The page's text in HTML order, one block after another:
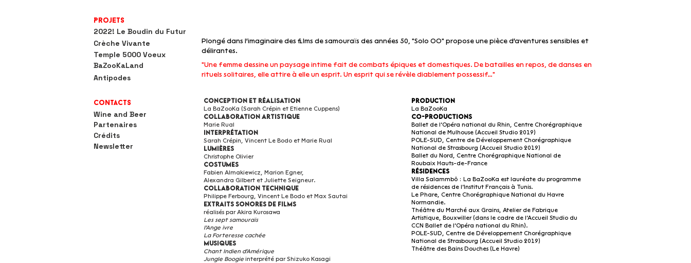
Projets
2022! Le Boudin du Futur
Crèche Vivante
Temple 5000 Voeux
BaZooKaLand
Antipodes
Contacts
Wine and Beer
Partenaires
Crédits
Newsletter
Plongé dans l'imaginaire des films de samouraïs des années 50, "Solo OO" propose une pièce d'aventures sensibles et
délirantes.
"Une femme dessine un paysage intime fait de combats épiques et domestiques. De batailles en repos, de danses en
rituels solitaires, elle attire à elle un esprit. Un esprit qui se révèle diablement possessif…"
Conception et Réalisation
La BaZooKa (Sarah Crépin et Etienne Cuppens)
Collaboration Artistique
Marie Rual
Interprétation
Sarah Crépin, Vincent Le Bodo et Marie Rual
Lumières
Christophe Olivier
Costumes
Fabien Almakiewicz, Marion Egner,
Alexandra Gilbert et Juliette Seigneur.
Collaboration Technique
Philippe Ferbourg, Vincent Le Bodo et Max Sautai
Extraits sonores de films
réalisés par Akira Kurosawa
Les sept samouraïs
l'Ange ivre
La Forteresse cachée
Musiques
Chant Indien d'Amérique
Jungle Boogie interprété par Shizuko Kasagi
Production
La BaZooKa
Co-productions
Ballet de l’Opéra national du Rhin, Centre Chorégraphique
National de Mulhouse (Accueil Studio 2019)
POLE-SUD, Centre de Développement Chorégraphique
National de Strasbourg (Accueil Studio 2019)
Ballet du Nord, Centre Chorégraphique National de
Roubaix Hauts-de-France
Résidences
Villa Salammbô : La BaZooKa est lauréate du programme
de résidences de l’Institut Français à Tunis.
Le Phare, Centre Chorégraphique National du Havre
Normandie.
Théâtre du Marché aux Grains, Atelier de Fabrique
Artistique, Bouxwiller (dans le cadre de l’Accueil Studio du
CCN Ballet de l’Opéra national du Rhin).
POLE-SUD, Centre de Développement Chorégraphique
National de Strasbourg (Accueil Studio 2019)
Théâtre des Bains Douches (Le Havre)